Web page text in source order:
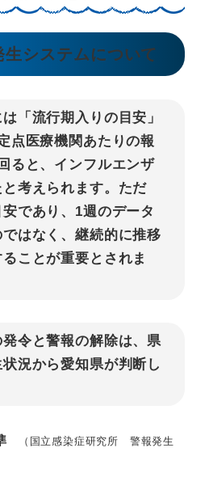
システムについて
「流行期入りの目安」
点医療機関あたりの報
ると、インフルエンザ
考えられます。ただ
であり、1週のデータ
はなく、継続的に推移
ことが重要とされま
令と警報の解除は、県
況から愛知県が判断し
（国立感染症研究所 警報発生